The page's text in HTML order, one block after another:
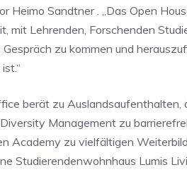
Heimo Sandtner . „Das Open
mit Lehrenden, Forschenden
zu kommen und
berät zu Auslandsaufenthalten,
Management zu
Academy zu vielfältigen
Studierendenwohnhaus Lumis